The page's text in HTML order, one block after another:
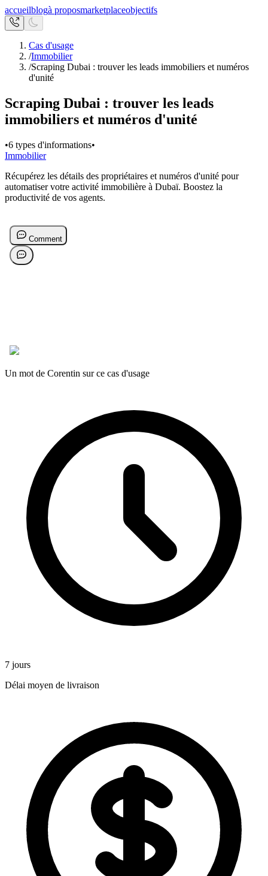
accueilblogà proposmarketplaceobjectifs
Cas d'usage
/Immobilier
/Scraping Dubai : trouver les leads immobiliers et numéros
d'unité
Scraping Dubai : trouver les leads
immobiliers et numéros d'unité
•6 types d'informations•
Immobilier
Récupérez les détails des propriétaires et numéros d'unité pour
automatiser votre activité immobilière à Dubaï. Boostez la
productivité de vos agents.
Un mot de Corentin sur ce cas d'usage
7 jours
Délai moyen de livraison